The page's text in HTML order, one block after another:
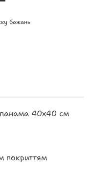
бажань
панама 40х40 см
покриттям